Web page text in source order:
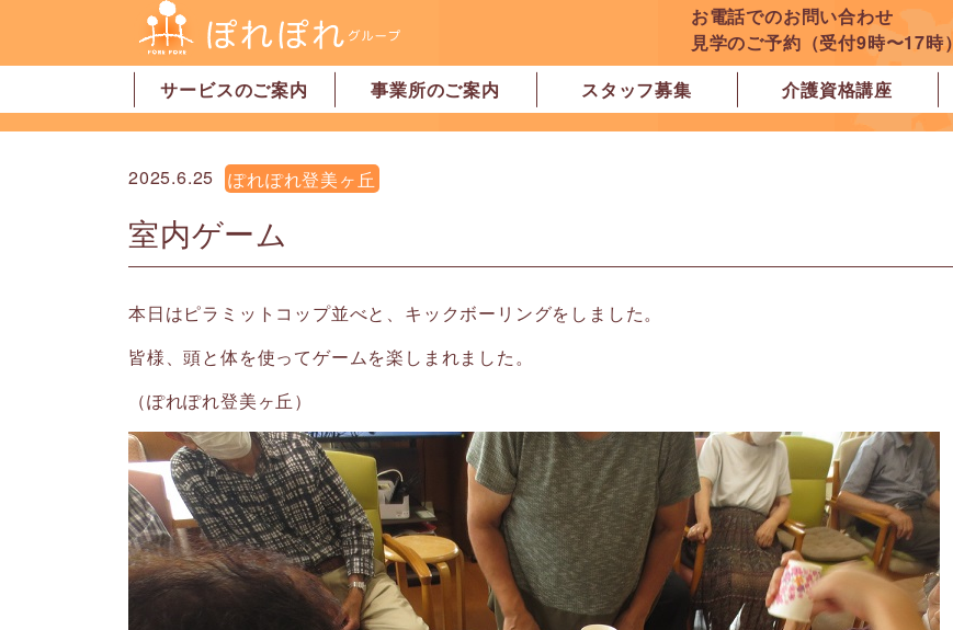
お電話でのお問い合わせ
見学のご予約（受付9時〜17時）
サービスのご案内
居宅介護支援
訪問介護
訪問看護
デイサービス
グループホーム
地域密着型特別養護老人ホーム
ショートステイ
有料老人ホーム
サービス付高齢者向け住宅
家事代行サービス
「認可」小規模保育園
事業所のご案内
事業所一覧・奈良市
ぽれぽれ学園前レジデンス
ぽれぽれ登美ヶ丘
ぽれぽれ四条大路
ぽれぽれ東登美ヶ丘
ぽれぽれケアセンター青山
事業所一覧・橿原市 ぽれぽれ中和
ぽれぽれ橿原在宅支援相談センター
ぽれぽれケアセンター 白橿
ぽれぽれ白橿コンフォート
ぽれぽれ八木西スクエア
橿原市地域包括支援センター北エリア
スタッフ募集 介護資格講座
2025.6.25 ぽれぽれ登美ヶ丘
室内ゲーム
本日はピラミットコップ並べと、キックボーリングをしました。
皆様、頭と体を使ってゲームを楽しまれました。
（ぽれぽれ登美ヶ丘）